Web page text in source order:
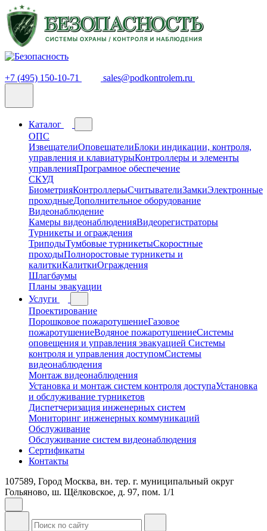
+7 (495) 150-10-71 sales@podkontrolem.ru
Каталог
ОПС
ИзвещателиОповещателиБлоки индикации, контроля,
управления и клавиатурыКонтроллеры и элементы
управленияПрограмное обеспечение
СКУД
БиометрияКонтроллерыСчитывателиЗамкиЭлектронные
проходныеДополнительное оборудование
Видеонаблюдение
Камеры видеонаблюденияВидеорегистраторы
Турникеты и ограждения
ТриподыТумбовые турникетыСкоростные
проходыПолноростовые турникеты и
калиткиКалиткиОграждения
Шлагбаумы
Планы эвакуации
Услуги
Проектирование
Порошковое пожаротушениеГазовое
пожаротушениеВодяное пожаротушениеСистемы
оповещения и управления эвакуацией Системы
контроля и управления доступомСистемы
видеонаблюдения
Монтаж видеонаблюдения
Установка и монтаж систем контроля доступаУстановка
и обслуживание турникетов
Диспетчеризация инженерных систем
Мониторинг инженерных коммуникаций
Обслуживание
Обслуживание систем видеонаблюдения
Сертификаты
Контакты
107589, Город Москва, вн. тер. г. муниципальный округ
Гольяново, ш. Щёлковское, д. 97, пом. 1/1